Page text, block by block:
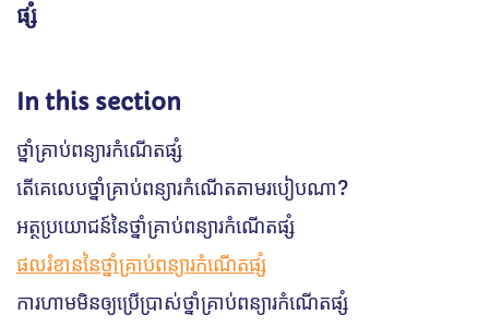
ផ្សំ
In this section
ថ្នាំគ្រាប់ពន្យារកំណើតផ្សំ
តើគេលេបថ្នាំគ្រាប់ពន្យារកំណើតតាមរបៀបណា?
អត្ថប្រយោជន៍នៃថ្នាំគ្រាប់ពន្យារកំណើតផ្សំ
ផលរំខាននៃថ្នាំគ្រាប់ពន្យារកំណើតផ្សំ
ការហាមមិនឲ្យប្រើប្រាស់ថ្នាំគ្រាប់ពន្យារកំណើតផ្សំ